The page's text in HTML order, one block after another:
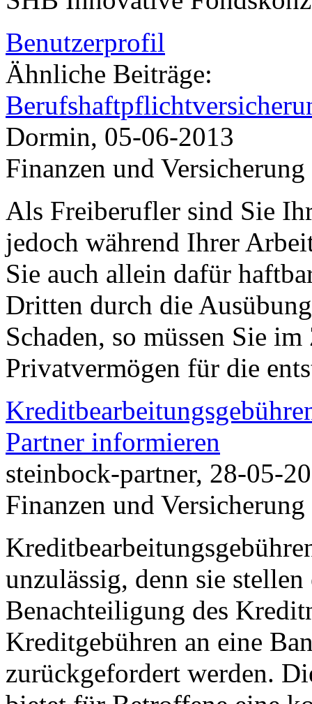
Benutzerprofil
Ähnliche Beiträge:
Dormin, 05-06-2013
Finanzen und Versicherung
Als Freiberufler sind Sie
jedoch während Ihrer
Sie auch allein dafür
Dritten durch die
Schaden, so müssen Sie
Privatvermögen für die
Partner informieren
steinbock-partner, 28-05-
Finanzen und Versicherung
unzulässig, denn sie stellen
Benachteiligung des
Kreditgebühren an eine
zurückgefordert werden.